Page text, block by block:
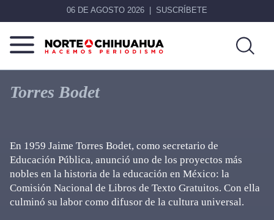
06 DE AGOSTO 2026 SUSCRÍBETE
Norte
Chihuahua
Más
que
noticias,
Torres Bodet
En 1959 Jaime Torres Bodet, como secretario de
Educación Pública, anunció uno de los proyectos más
nobles en la historia de la educación en México: la
Comisión Nacional de Libros de Texto Gratuitos. Con ella
culminó su labor como difusor de la cultura universal.